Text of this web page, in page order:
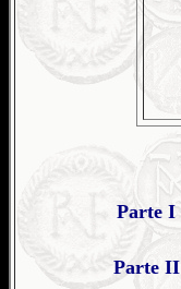
Parte I
Parte II